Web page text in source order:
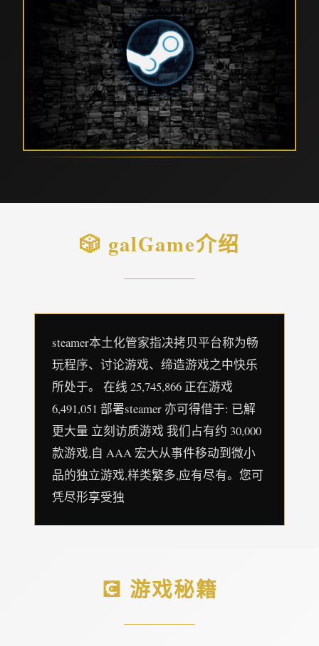
🎲 galGame介绍
steamer本土化管家指决拷贝平台称为畅
玩程序、讨论游戏、缔造游戏之中快乐
所处于。 在线 25,745,866 正在游戏
6,491,051 部署steamer 亦可得借于: 已解
更大量 立刻访质游戏 我们占有约 30,000
款游戏,自 AAA 宏大从事件移动到微小
品的独立游戏,样类繁多,应有尽有。您可
凭尽形享受独
💽 游戏秘籍